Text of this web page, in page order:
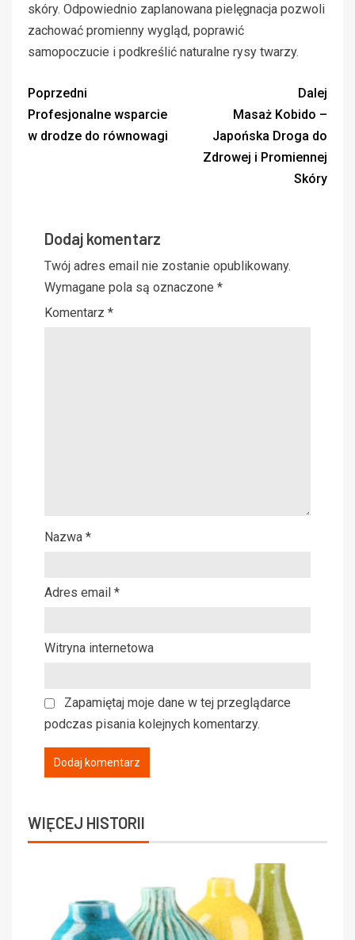
skóry. Odpowiednio zaplanowana pielęgnacja pozwoli
zachować promienny wygląd, poprawić
samopoczucie i podkreślić naturalne rysy twarzy.
Poprzedni
Profesjonalne wsparcie
w drodze do równowagi
Dalej
Masaż Kobido –
Japońska Droga do
Zdrowej i Promiennej
Skóry
Dodaj komentarz
Twój adres email nie zostanie opublikowany.
Wymagane pola są oznaczone *
Komentarz *
Nazwa *
Adres email *
Witryna internetowa
Zapamiętaj moje dane w tej przeglądarce
podczas pisania kolejnych komentarzy.
WIĘCEJ HISTORII